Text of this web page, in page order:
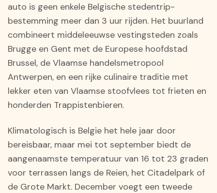
auto is geen enkele Belgische stedentrip-
bestemming meer dan 3 uur rijden. Het buurland
combineert middeleeuwse vestingsteden zoals
Brugge en Gent met de Europese hoofdstad
Brussel, de Vlaamse handelsmetropool
Antwerpen, en een rijke culinaire traditie met
lekker eten van Vlaamse stoofvlees tot frieten en
honderden Trappistenbieren.
Klimatologisch is Belgie het hele jaar door
bereisbaar, maar mei tot september biedt de
aangenaamste temperatuur van 16 tot 23 graden
voor terrassen langs de Reien, het Citadelpark of
de Grote Markt. December voegt een tweede